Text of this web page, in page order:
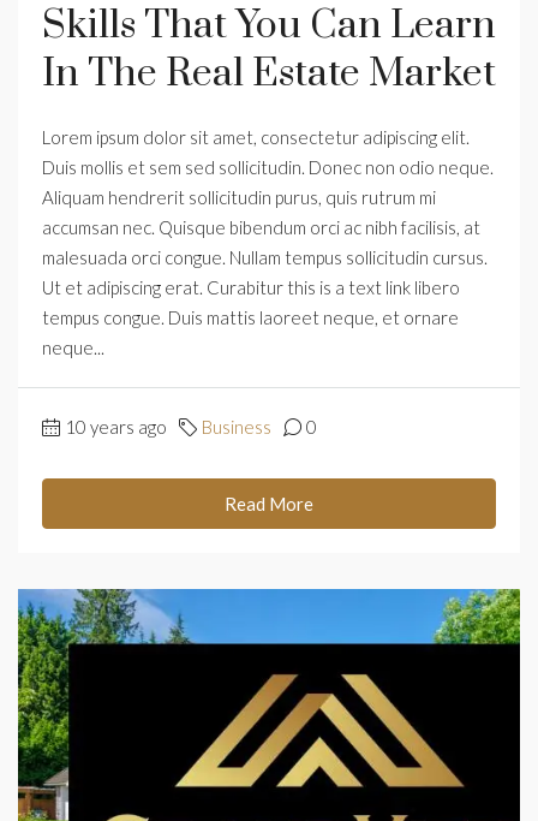
Skills That You Can Learn
In The Real Estate Market
Lorem ipsum dolor sit amet, consectetur adipiscing elit.
Duis mollis et sem sed sollicitudin. Donec non odio neque.
Aliquam hendrerit sollicitudin purus, quis rutrum mi
accumsan nec. Quisque bibendum orci ac nibh facilisis, at
malesuada orci congue. Nullam tempus sollicitudin cursus.
Ut et adipiscing erat. Curabitur this is a text link libero
tempus congue. Duis mattis laoreet neque, et ornare
neque...
10 years ago Business 0
Read More